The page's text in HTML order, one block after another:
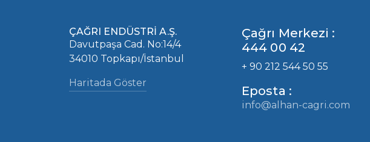
ÇAĞRI ENDÜSTRİ A.Ş.
Davutpaşa Cad. No:14/4
34010 Topkapı/İstanbul
Haritada Göster
Çağrı Merkezi :
444 00 42
+ 90 212 544 50 55
Eposta :
info@alhan-cagri.com